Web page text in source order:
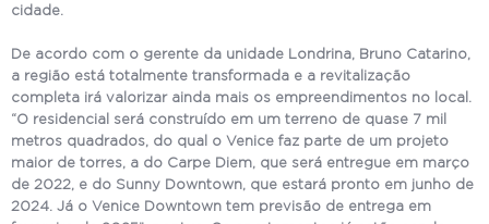
cidade.
De acordo com o gerente da unidade Londrina, Bruno Catarino,
a região está totalmente transformada e a revitalização
completa irá valorizar ainda mais os empreendimentos no local.
“O residencial será construído em um terreno de quase 7 mil
metros quadrados, do qual o Venice faz parte de um projeto
maior de torres, a do Carpe Diem, que será entregue em março
de 2022, e do Sunny Downtown, que estará pronto em junho de
2024. Já o Venice Downtown tem previsão de entrega em